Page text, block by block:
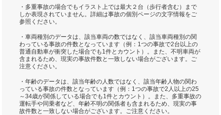
・多重事故の場合でもイラスト上では最大２台（歩行者含む）まで
しか表現されていません。詳細は事故の個別ページの文字情報をご
参照ください。
・車両種別のデータは、該当車両の数ではなく、該当車両種別の関
わっている事故の件数となっています（例：1つの事故で2台以上の
普通自動車が衝突した場合でも1件とカウント）。また、不明車両が
含まれるため、現実の事故件数と一致しない場合がございます。ご
注意ください。
・年齢のデータは、該当年齢の人数ではなく、該当年齢人物の関わ
っている事故の件数となっています（例：1つの事故で2人以上の25
～34歳が関係している場合でも1件とカウント）。また、多重事故の
運転手や同乗者など、年齢不明の関係者も含まれるため、現実の事
故件数と一致しない場合がございます。ご注意ください。